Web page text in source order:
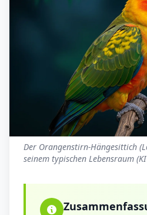
Der Orangenstirn-Hängesittich
seinem typischen Lebensraum